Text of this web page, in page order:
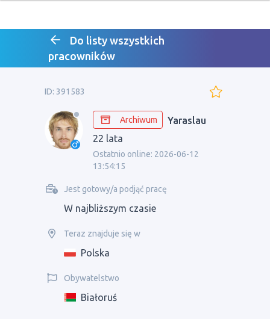
Do listy wszystkich
pracowników
ID: 391583
Archiwum
Yaraslau
22 lata
Ostatnio online: 2026-06-12
13:54:15
Jest gotowy/a podjąć pracę
W najbliższym czasie
Teraz znajduje się w
Polska
Obywatelstwo
Białoruś